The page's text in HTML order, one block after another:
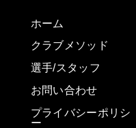
ホーム
クラブメソッド
選手/スタッフ
お問い合わせ
プライバシーポリシ
ー